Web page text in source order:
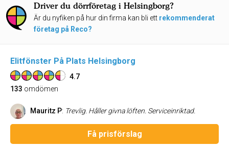
Driver du dörrföretag i Helsingborg?
Är du nyfiken på hur din firma kan bli ett rekommenderat
företag på Reco?
Elitfönster På Plats Helsingborg
4.7
133 omdömen
Mauritz P: Trevlig. Håller givna löften. Serviceinriktad.
Få prisförslag